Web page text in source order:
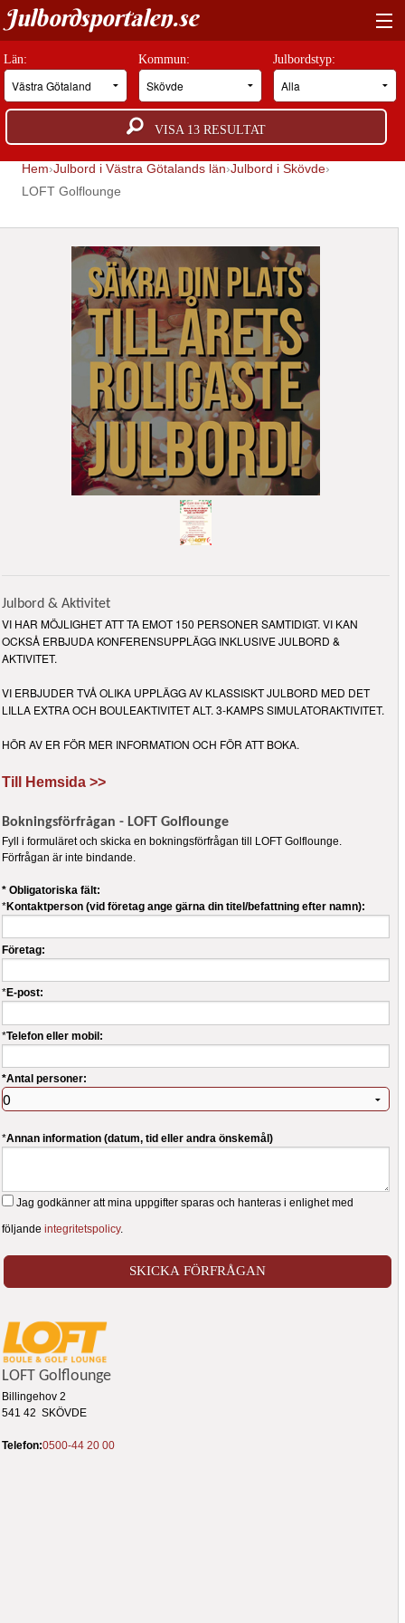
Julbordsportalen.se
HITTA RÄTT JULBORD
BOKNINGSFÖRFRÅGAN
GUIDER
ANNONSERA
Län: Kommun: Julbordstyp:
VISA 13 RESULTAT
Hem Julbord i Västra Götalands län Julbord i Skövde
LOFT Golflounge
Julbord & Aktivitet
VI HAR MÖJLIGHET ATT TA EMOT 150 PERSONER SAMTIDIGT. VI KAN
OCKSÅ ERBJUDA KONFERENSUPPLÄGG INKLUSIVE JULBORD &
AKTIVITET.
VI ERBJUDER TVÅ OLIKA UPPLÄGG AV KLASSISKT JULBORD MED DET
LILLA EXTRA OCH BOULEAKTIVITET ALT. 3-KAMPS SIMULATORAKTIVITET.
HÖR AV ER FÖR MER INFORMATION OCH FÖR ATT BOKA.
Till Hemsida >>
Bokningsförfrågan - LOFT Golflounge
Fyll i formuläret och skicka en bokningsförfrågan till LOFT Golflounge.
Förfrågan är inte bindande.
* Obligatoriska fält:
*Kontaktperson (vid företag ange gärna din titel/befattning efter namn):
Företag:
*E-post:
*Telefon eller mobil:
*Antal personer:
*Annan information (datum, tid eller andra önskemål)
Jag godkänner att mina uppgifter sparas och hanteras i enlighet med
följandeintegritetspolicy.
LOFT Golflounge
Billingehov 2
541 42 SKÖVDE
Telefon:0500-44 20 00